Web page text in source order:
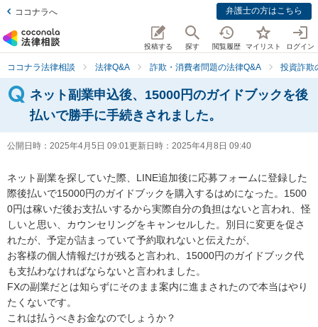
ココナラへ 弁護士の方はこちら
投稿する 探す 閲覧履歴 マイリスト ログイン
ココナラ法律相談 法律Q&A 詐欺・消費者問題の法律Q&A 投資詐欺
ネット副業申込後、15000円のガイドブックを後
払いで勝手に手続きされました。
公開日時： 2025年4月5日 09:01更新日時： 2025年4月8日 09:40
ネット副業を探していた際、LINE追加後に応募フォームに登録した
際後払いで15000円のガイドブックを購入するはめになった。1500
0円は稼いだ後お支払いするから実際自分の負担はないと言われ、怪
しいと思い、カウンセリングをキャンセルした。別日に変更を促さ
れたが、予定が詰まっていて予約取れないと伝えたが、
お客様の個人情報だけが残ると言われ、15000円のガイドブック代
も支払わなければならないと言われました。
FXの副業だとは知らずにそのまま案内に進まされたので本当はやり
たくないです。
これは払うべきお金なのでしょうか？